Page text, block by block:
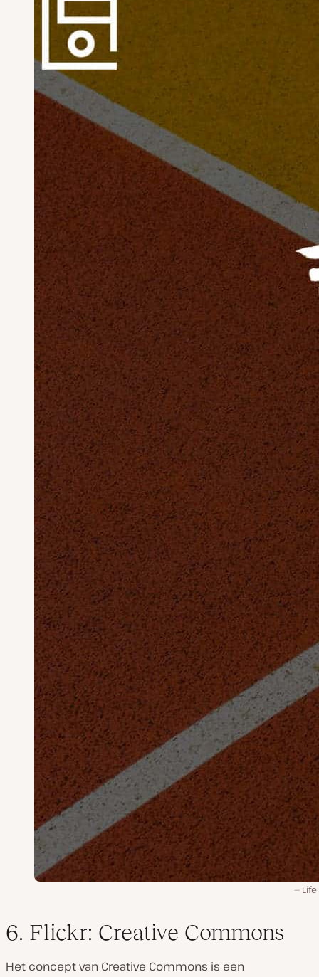
6. Flickr: Creative Commons
Het concept van Creative Commons is een